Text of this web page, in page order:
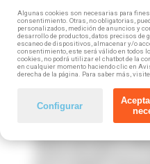
3️⃣ Contarás con la
4️⃣ Realizarás un
laborales en
teórica.
Si te interesa el
que cuenta con el
solicitar información
asesor personal te
Algunas cookies son necesarias para
consentimiento. Otras, no obligatorias,
personalizados, medición de anuncios y
desarrollo de productos, datos precisos de
escaneo de dispositivos, almacenar y/o
consentimiento, este será válido en todos
cookies, no podrá utilizar el chatbot de la
en cualquier momento haciendo clic en
derecha de la página. Para saber más,
Configurar